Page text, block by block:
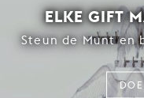
ELKE GIFT
Steun de Munt en